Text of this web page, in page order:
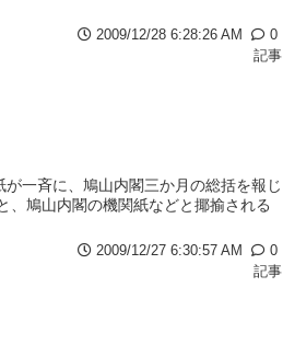
2009/12/28 6:28:26 AM
0
記事
一斉に、鳩山内閣三か月の総括を報じ
、鳩山内閣の機関紙などと揶揄される
2009/12/27 6:30:57 AM
0
記事